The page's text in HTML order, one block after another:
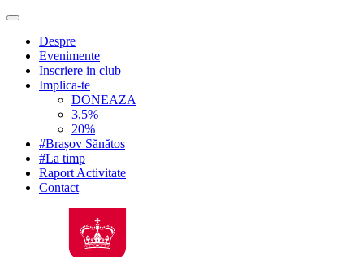
Despre
Evenimente
Inscriere in club
Implica-te
DONEAZA
3,5%
20%
#Brașov Sănătos
#La timp
Raport Activitate
Contact